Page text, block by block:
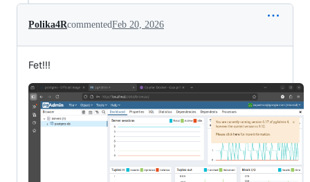
Polika4RcommentedFeb 20, 2026
Fet!!!